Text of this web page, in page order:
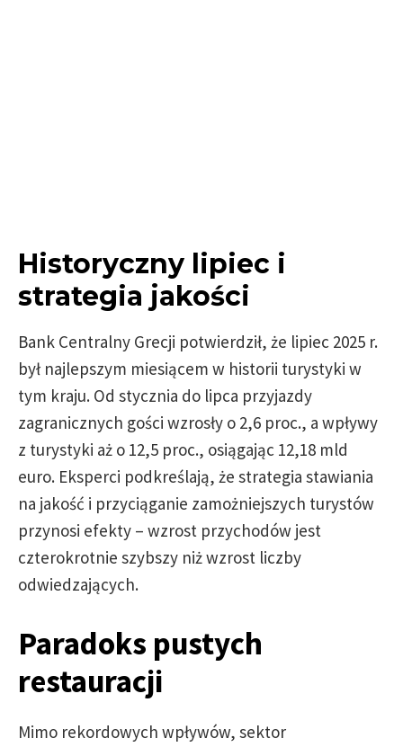
Historyczny lipiec i
strategia jakości
Bank Centralny Grecji potwierdził, że lipiec 2025 r.
był najlepszym miesiącem w historii turystyki w
tym kraju. Od stycznia do lipca przyjazdy
zagranicznych gości wzrosły o 2,6 proc., a wpływy
z turystyki aż o 12,5 proc., osiągając 12,18 mld
euro. Eksperci podkreślają, że strategia stawiania
na jakość i przyciąganie zamożniejszych turystów
przynosi efekty – wzrost przychodów jest
czterokrotnie szybszy niż wzrost liczby
odwiedzających.
Paradoks pustych
restauracji
Mimo rekordowych wpływów, sektor